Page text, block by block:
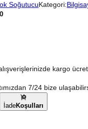
SoğutucuKategori:
kargo
7/24 bize
İadeKoşulları